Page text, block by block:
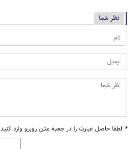
نظر شما
* لطفا حاصل عبارت را در جعبه متن روبرو وارد کنید